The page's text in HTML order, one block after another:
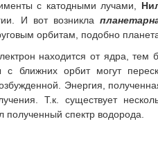
с катодными лучами,
И вот возникла
орбитам, подобно
находится от ядра,
с ближних орбит могут
Энергия,
Т.к. существует
спектр водорода.